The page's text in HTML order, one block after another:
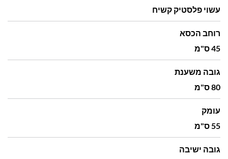
עשוי פלסטיק קשיח
רוחב הכסא
45 ס"מ
גובה משענת
80 ס"מ
עומק
55 ס"מ
גובה ישיבה